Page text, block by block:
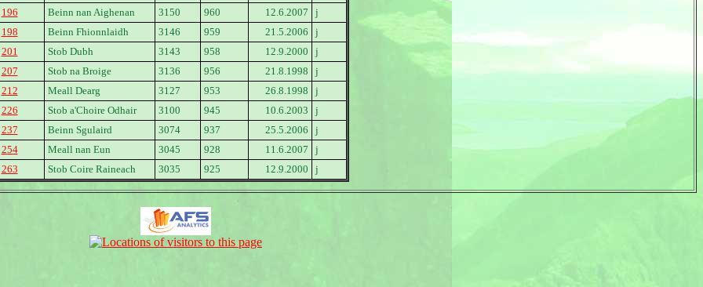
196
Beinn nan Aighenan 3150 960 12.6.2007
j
198
Beinn Fhionnlaidh 3146 959 21.5.2006
j
201
Stob Dubh 3143 958 12.9.2000
j
207
Stob na Broige 3136 956 21.8.1998
j
212
Meall Dearg 3127 953 26.8.1998
j
226
Stob a'Choire Odhair 3100 945 10.6.2003
j
237
Beinn Sgulaird 3074 937 25.5.2006
j
254
Meall nan Eun 3045 928 11.6.2007
j
263
Stob Coire Raineach 3035 925 12.9.2000 j